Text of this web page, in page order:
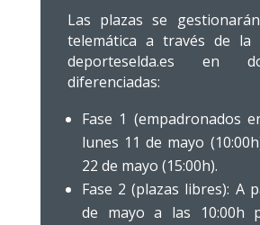
Las plazas se
telemática a través de la
deporteselda.es en
diferenciadas:
Fase 1 (empadronados
lunes 11 de mayo
22 de mayo (15:00h).
Fase 2 (plazas libres): A
de mayo a las 10:00h